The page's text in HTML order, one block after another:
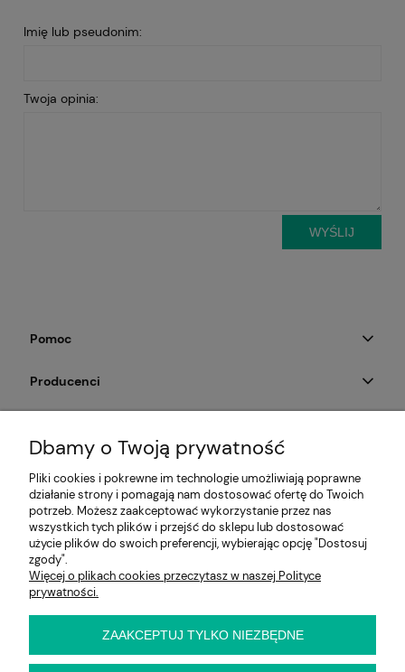
Imię lub pseudonim:
Twoja opinia:
WYŚLIJ
Pomoc
Producenci
Informacje
E-KRZESŁO
Biuro handlowe (bez ekspozycji). Prosimy o wcześniejszy
kontakt przed wizytą
ul. Cynamonowa 2,
woj. dolnośląskie
Dbamy o Twoją prywatność
Pliki cookies i pokrewne im technologie umożliwiają poprawne
działanie strony i pomagają nam dostosować ofertę do Twoich
potrzeb. Możesz zaakceptować wykorzystanie przez nas
wszystkich tych plików i przejść do sklepu lub dostosować
użycie plików do swoich preferencji, wybierając opcję "Dostosuj
zgody".
Więcej o plikach cookies przeczytasz w naszej Polityce
prywatności.
ZAAKCEPTUJ TYLKO NIEZBĘDNE